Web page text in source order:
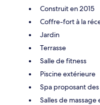
Construit en 2015
Coffre-fort à la
Jardin
Terrasse
Salle de fitness
Piscine extérieure
Spa proposant
Salles de massage